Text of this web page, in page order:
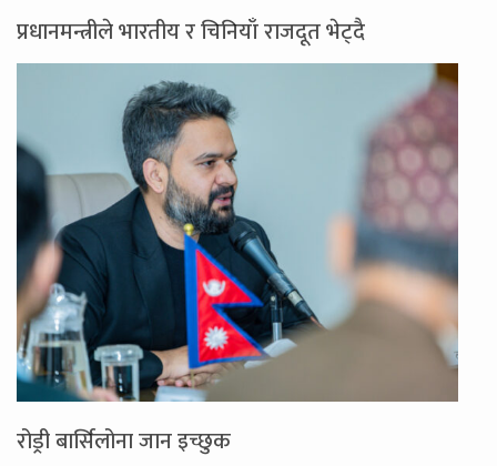
प्रधानमन्त्रीले भारतीय र चिनियाँ राजदूत भेट्दै
रोड्री बार्सिलोना जान इच्छुक